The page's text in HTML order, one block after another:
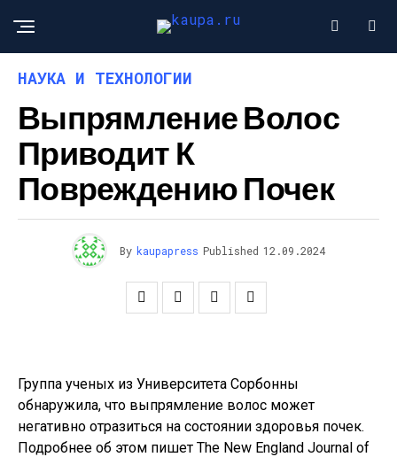
НАУКА И ТЕХНОЛОГИИ
Выпрямление Волос
Приводит К
Повреждению Почек
By kaupapress Published 12.09.2024
Группа ученых из Университета Сорбонны
обнаружила, что выпрямление волос может
негативно отразиться на состоянии здоровья почек.
Подробнее об этом пишет The New England Journal of